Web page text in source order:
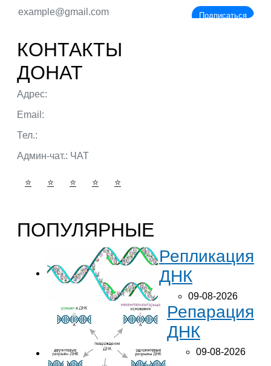
Подписаться
КОНТАКТЫ
ДОНАТ
Адрес:
Email:
Тел.:
Админ-чат.: ЧАТ
⭐ ⭐ ⭐ ⭐ ⭐
ПОПУЛЯРНЫЕ
Репликация
ДНК
09-08-2026
Репарация
ДНК
09-08-2026